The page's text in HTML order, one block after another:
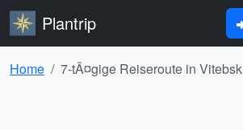
Plantrip
Home 7-tÃ¤gige Reiseroute in Vitebsk